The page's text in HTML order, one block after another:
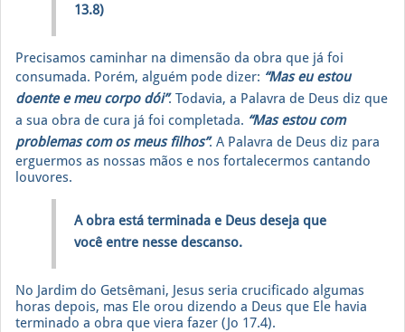
13.8)
Precisamos caminhar na dimensão da obra que já foi
consumada. Porém, alguém pode dizer: “Mas eu estou
doente e meu corpo dói”. Todavia, a Palavra de Deus diz que
a sua obra de cura já foi completada. “Mas estou com
problemas com os meus filhos”. A Palavra de Deus diz para
erguermos as nossas mãos e nos fortalecermos cantando
louvores.
A obra está terminada e Deus deseja que
você entre nesse descanso.
No Jardim do Getsêmani, Jesus seria crucificado algumas
horas depois, mas Ele orou dizendo a Deus que Ele havia
terminado a obra que viera fazer (Jo 17.4).